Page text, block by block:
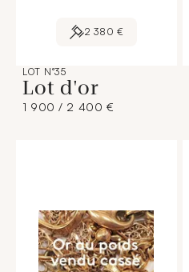
2 380 €
LOT N°35
Lot d'or
1 900 / 2 400 €